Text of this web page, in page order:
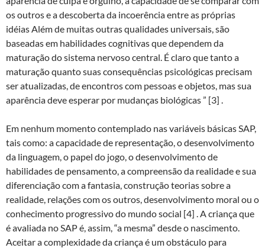
os outros e a descoberta da incoerência entre as próprias
idéias Além de muitas outras qualidades universais, são
baseadas em habilidades cognitivas que dependem da
maturação do sistema nervoso central. É claro que tanto a
maturação quanto suas consequências psicológicas precisam
ser atualizadas, de encontros com pessoas e objetos, mas sua
aparência deve esperar por mudanças biológicas ” [3] .
Em nenhum momento contemplado nas variáveis básicas SAP,
tais como: a capacidade de representação, o desenvolvimento
da linguagem, o papel do jogo, o desenvolvimento de
habilidades de pensamento, a compreensão da realidade e sua
diferenciação com a fantasia, construção teorias sobre a
realidade, relações com os outros, desenvolvimento moral ou o
conhecimento progressivo do mundo social [4] . A criança que
é avaliada no SAP é, assim, “a mesma” desde o nascimento.
Aceitar a complexidade da criança é um obstáculo para